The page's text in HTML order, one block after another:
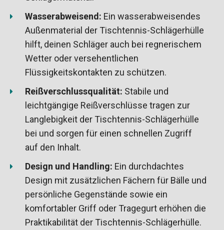
Wasserabweisend: Ein wasserabweisendes
Außenmaterial der Tischtennis-Schlägerhülle
hilft, deinen Schläger auch bei regnerischem
Wetter oder versehentlichen
Flüssigkeitskontakten zu schützen.
Reißverschlussqualität: Stabile und
leichtgängige Reißverschlüsse tragen zur
Langlebigkeit der Tischtennis-Schlägerhülle
bei und sorgen für einen schnellen Zugriff
auf den Inhalt.
Design und Handling: Ein durchdachtes
Design mit zusätzlichen Fächern für Bälle und
persönliche Gegenstände sowie ein
komfortabler Griff oder Tragegurt erhöhen die
Praktikabilität der Tischtennis-Schlägerhülle.